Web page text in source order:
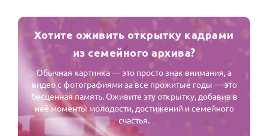
Хотите оживить открытку кадрами
из семейного архива?
Обычная картинка — это просто знак внимания, а
видео с фотографиями за все прожитые годы — это
бесценная память. Оживите эту открытку, добавив в
неё моменты молодости, достижений и семейного
счастья.